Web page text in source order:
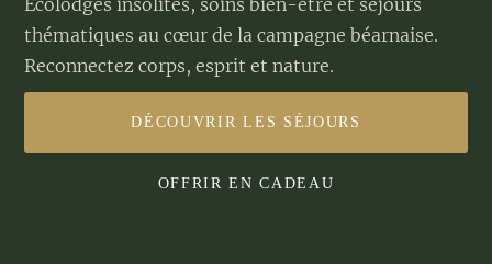
Écolodges insolites, soins bien-être et séjours
thématiques au cœur de la campagne béarnaise.
Reconnectez corps, esprit et nature.
DÉCOUVRIR LES SÉJOURS
OFFRIR EN CADEAU